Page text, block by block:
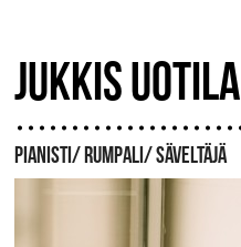
JUKKIS UOTILA
PIANISTI/ RUMPALI/ SÄVELTÄJÄ